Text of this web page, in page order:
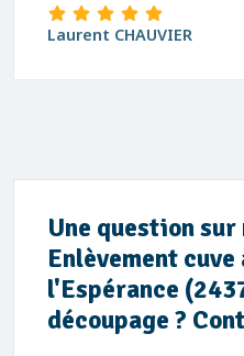
Laurent CHAUVIER
Une question
Enlèvement
l'Espérance
découpage ?